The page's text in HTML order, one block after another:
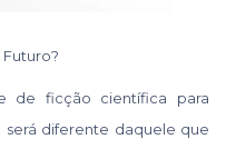
de ficção científica para
diferente daquele que